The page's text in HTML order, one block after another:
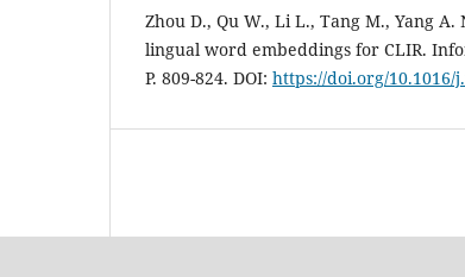
Zhou D., Qu W., Li L., Tang M., Yang
lingual word embeddings for CLIR.
P. 809-824. DOI: https://doi.org/10.1016/